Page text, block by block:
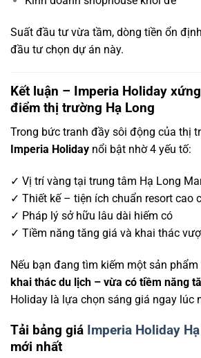
Suất đầu tư vừa tầm, dòng tiền ổn
đầu tư chọn dự án này.
Kết luận – Imperia Holiday
điểm thị trường Hạ Long
Trong bức tranh đầy sôi động của thị
Imperia Holiday nổi bật nhờ 4 yếu tố:
✓ Vị trí vàng tại trung tâm Hạ Long
✓ Thiết kế – tiện ích chuẩn resort cao
✓ Pháp lý sở hữu lâu dài hiếm có
✓ Tiềm năng tăng giá và khai thác
Nếu bạn đang tìm kiếm một sản phẩm
khai thác du lịch – vừa có tiềm năng
Holiday là lựa chọn sáng giá ngay lúc
Tải bảng giá Imperia Holiday
mới nhất